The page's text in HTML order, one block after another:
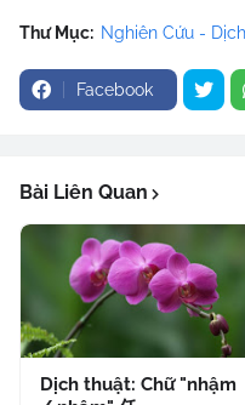
Thư Mục: Nghiên Cứu -
Facebook
Bài Liên Quan
Dịch thuật: Chữ "nhậm